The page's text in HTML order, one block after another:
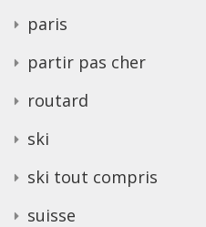
paris
partir pas cher
routard
ski
ski tout compris
suisse